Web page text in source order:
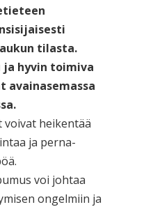
tilasta.
ja hyvin toimiva
avainasemassa
voivat heikentää
ja perna-
voi johtaa
ongelmiin ja